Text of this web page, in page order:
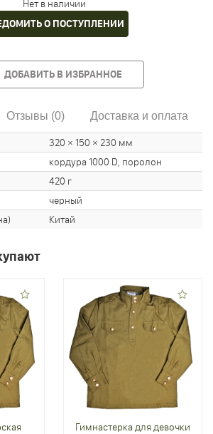
Нет в наличии
О ПОСТУПЛЕНИИ
ДОБАВИТЬ В ИЗБРАННОЕ
Отзывы (0) Доставка и оплата
320 × 150 × 230 мм
кордура 1000 D, поролон
420 г
черный
Китай
Гимнастерка для девочки